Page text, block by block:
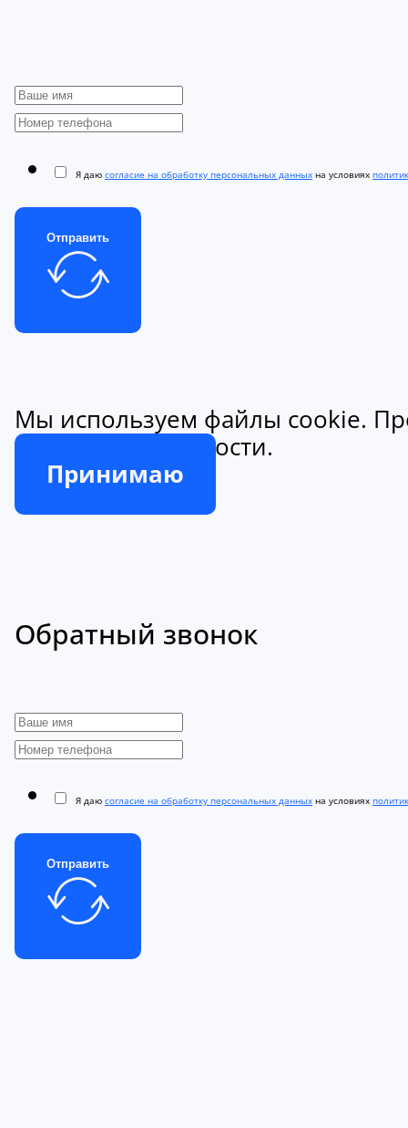
Я даю согласие на обработку персональных данных на условиях
Отправить
Мы используем файлы cookie.
конфиденциальности.
Принимаю
Обратный звонок
Я даю согласие на обработку персональных данных на условиях
Отправить